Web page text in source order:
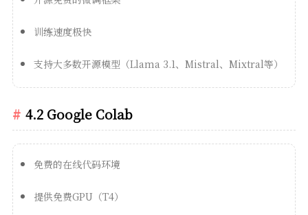
训练速度极快
支持大多数开源模型（Llama 3.1、Mistral、Mixtral等）
4.2 Google Colab
免费的在线代码环境
提供免费GPU（T4）